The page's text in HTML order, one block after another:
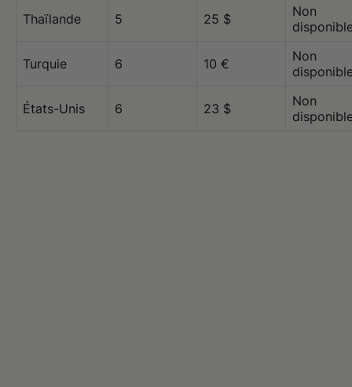
Thaïlande 5 25 $
Non
Turquie 6 10 €
Non
États-Unis 6 23 $
Non